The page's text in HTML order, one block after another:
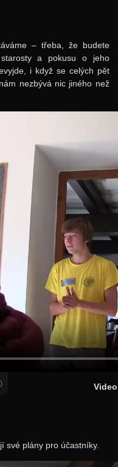
– třeba, že budete
a pokusu o jeho
i když se celých pět
nezbývá nic jiného než
své plány pro účastníky.